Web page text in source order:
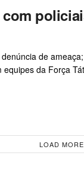
de
da Força
LOAD MORE